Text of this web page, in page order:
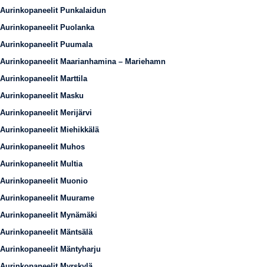
Aurinkopaneelit Punkalaidun
Aurinkopaneelit Puolanka
Aurinkopaneelit Puumala
Aurinkopaneelit Maarianhamina – Mariehamn
Aurinkopaneelit Marttila
Aurinkopaneelit Masku
Aurinkopaneelit Merijärvi
Aurinkopaneelit Miehikkälä
Aurinkopaneelit Muhos
Aurinkopaneelit Multia
Aurinkopaneelit Muonio
Aurinkopaneelit Muurame
Aurinkopaneelit Mynämäki
Aurinkopaneelit Mäntsälä
Aurinkopaneelit Mäntyharju